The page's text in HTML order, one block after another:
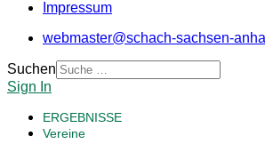
Impressum
webmaster@schach-sachsen-
Suchen
Sign In
ERGEBNISSE
Vereine